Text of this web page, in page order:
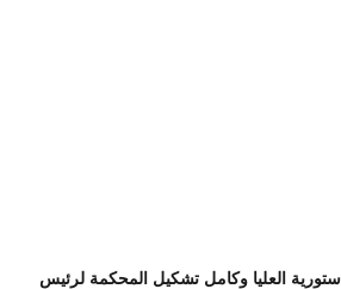
العليا وكامل تشكيل المحكمة لرئيس